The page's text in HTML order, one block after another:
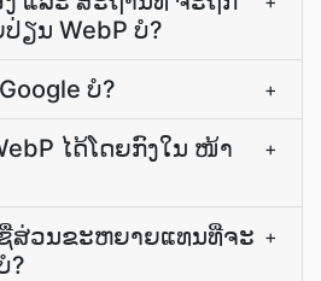
ຽນ WebP ບໍ?
ບໍ? +
ໄດ້ໂດຍກົງໃນ ໜ້າ
+
ສ່ວນ​ຂະຫຍາຍ​ແທນ​ທີ່​ຈະ​
?
+